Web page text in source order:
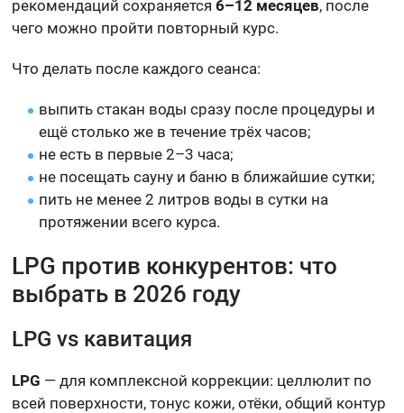
рекомендаций сохраняется6–12 месяцев, после
чего можно пройти повторный курс.
Что делать после каждого сеанса:
выпить стакан воды сразу после процедуры и
ещё столько же в течение трёх часов;
не есть в первые 2–3 часа;
не посещать сауну и баню в ближайшие сутки;
пить не менее 2 литров воды в сутки на
протяжении всего курса.
LPG против конкурентов: что
выбрать в 2026 году
LPG vs кавитация
LPG — для комплексной коррекции: целлюлит по
всей поверхности, тонус кожи, отёки, общий контур